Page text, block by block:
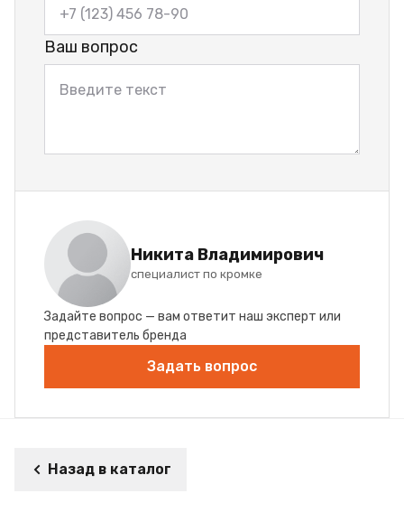
Ваш вопрос
Никита Владимирович
специалист по кромке
Задайте вопрос — вам ответит наш эксперт или
представитель бренда
Задать вопрос
Назад в каталог